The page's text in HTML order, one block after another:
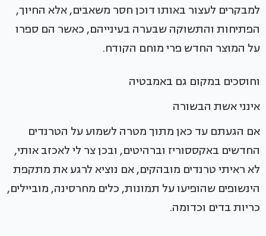
למבקרים לעצור באותו דוכן חסר משאבים, אלא החיוך,
הפתיחות והתשוקה שבערה בעינייהם, כאשר הם ספרו
על המוצר החדש פרי מוחם הקודח.
וחוסכים במקום גם באמבטיה
אינני אשת הבשורה
אם הגעתם עד כאן מתוך מטרה לשמוע על הטרנדים
החדשים באקססוריז וברהיטים, ובכן צר לי לאכזב אותי,
לא ראיתי טרנדים מובהקים, אם נוציא לרגע את מתקפת
הינשופים שהופיעו על תמונות, כלים מחרסינה, מוביילים,
כריות בדים וכדומה.